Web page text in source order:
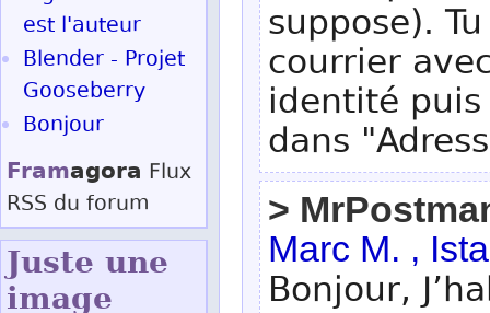
suppose).
courrier
identité
dans
>
Marc M. ,
Bonjour,
est l'auteur
Blender - Projet
Gooseberry
Bonjour
Framagora Flux
RSS du forum
Juste une
image